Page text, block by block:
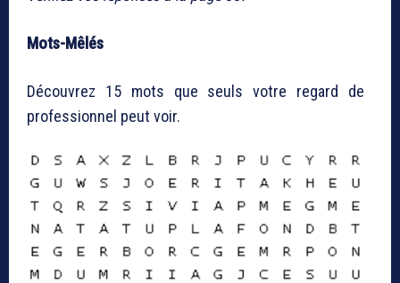
Mots-Mêlés
Découvrez 15 mots que seuls votre regard de
professionnel peut voir.